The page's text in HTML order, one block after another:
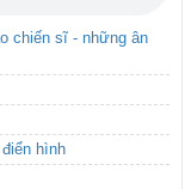
chiến sĩ - những ân
hình